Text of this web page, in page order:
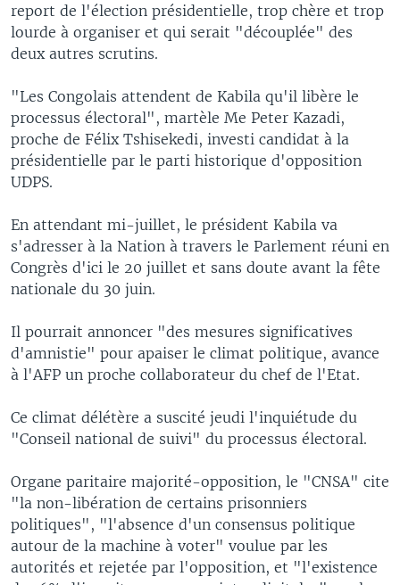
report de l'élection présidentielle, trop chère et trop
lourde à organiser et qui serait "découplée" des
deux autres scrutins.
"Les Congolais attendent de Kabila qu'il libère le
processus électoral", martèle Me Peter Kazadi,
proche de Félix Tshisekedi, investi candidat à la
présidentielle par le parti historique d'opposition
UDPS.
En attendant mi-juillet, le président Kabila va
s'adresser à la Nation à travers le Parlement réuni en
Congrès d'ici le 20 juillet et sans doute avant la fête
nationale du 30 juin.
Il pourrait annoncer "des mesures significatives
d'amnistie" pour apaiser le climat politique, avance
à l'AFP un proche collaborateur du chef de l'Etat.
Ce climat délétère a suscité jeudi l'inquiétude du
"Conseil national de suivi" du processus électoral.
Organe paritaire majorité-opposition, le "CNSA" cite
"la non-libération de certains prisonniers
politiques", "l'absence d'un consensus politique
autour de la machine à voter" voulue par les
autorités et rejetée par l'opposition, et "l'existence